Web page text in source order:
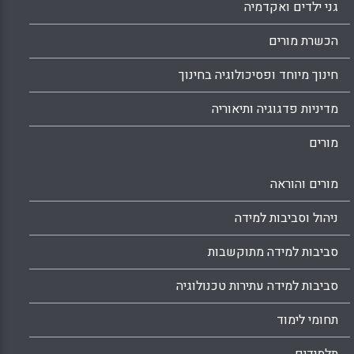
גני ילדים ואקדמיה
הכשרת מורים
חינוך מיוחד ופסיכולוגיה בחינוך
מדיניות פדגוגיה ותיאוריה
מורים
מורים והוראה
ניהול וסביבות למידה
סביבות למידה מתוקשבות
סביבות למידה עתירות טכנולוגיה
תחומי לימוד